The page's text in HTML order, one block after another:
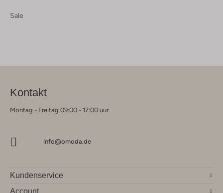
Sale
Kontakt
Montag - Freitag 09:00 - 17:00 uur
info@omoda.de
Kundenservice